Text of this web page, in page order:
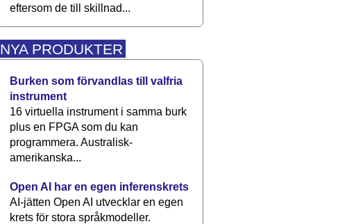
eftersom de till skillnad...
NYA PRODUKTER
Burken som förvandlas till valfria
instrument
16 virtuella instrument i samma burk
plus en FPGA som du kan
programmera. Australisk-
amerikanska...
Open AI har en egen inferenskrets
AI-jätten Open AI utvecklar en egen
krets för stora språkmodeller.